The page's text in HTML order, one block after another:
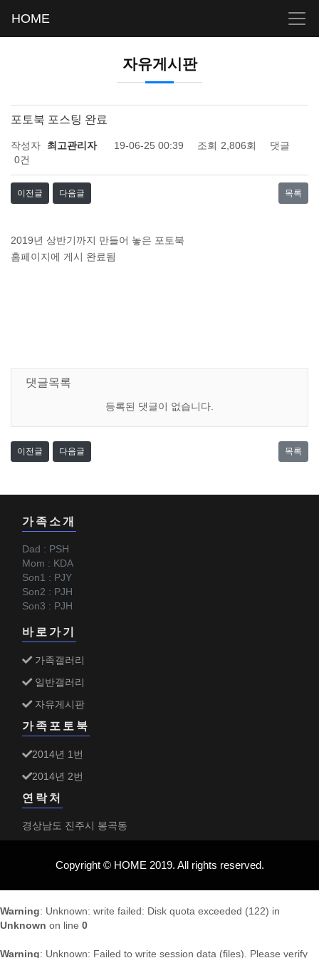
HOME
자유게시판
포토북 포스팅 완료
작성자 최고관리자 19-06-25 00:39 조회 2,806회
댓글
0건
이전글 다음글 목록
2019년 상반기까지 만들어 놓은 포토북
홈페이지에 게시 완료됨
댓글목록
등록된 댓글이 없습니다.
이전글 다음글 목록
가족소개
Dad : PSH
Mom : KDA
Son1 : PJY
Son2 : PJH
Son3 : PJH
바로가기
가족갤러리
일반갤러리
자유게시판
가족포토북
2014년 1번
2014년 2번
연락처
경상남도 진주시 봉곡동
Copyright © HOME 2019. All rights reserved.
Warning: Unknown: write failed: Disk quota exceeded (122) in
Unknown on line 0
Warning: Unknown: Failed to write session data (files). Please verify